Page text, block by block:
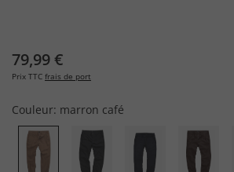
79,99 €
Prix TTC frais de port
Couleur: marron café